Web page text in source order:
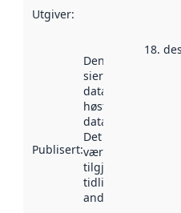
Utgiver:
Publisert:
Denne datoen
sier når
datasettet ble
høstet av
data.norge.no.
Det kan ha
vært
tilgjengelig
tidligere
andre steder.
18.